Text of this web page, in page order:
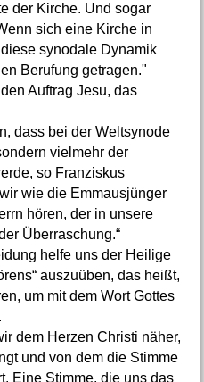
der Kirche. Und sogar
sich eine Kirche in
synodale Dynamik
Berufung getragen."
Auftrag Jesu, das
dass bei der Weltsynode
vielmehr der
so Franziskus
wie die Emmausjünger
hören, der in unsere
Überraschung.“
helfe uns der Heilige
auszuüben, das heißt,
um mit dem Wort Gottes
dem Herzen Christi näher,
und von dem die Stimme
Eine Stimme, die uns das